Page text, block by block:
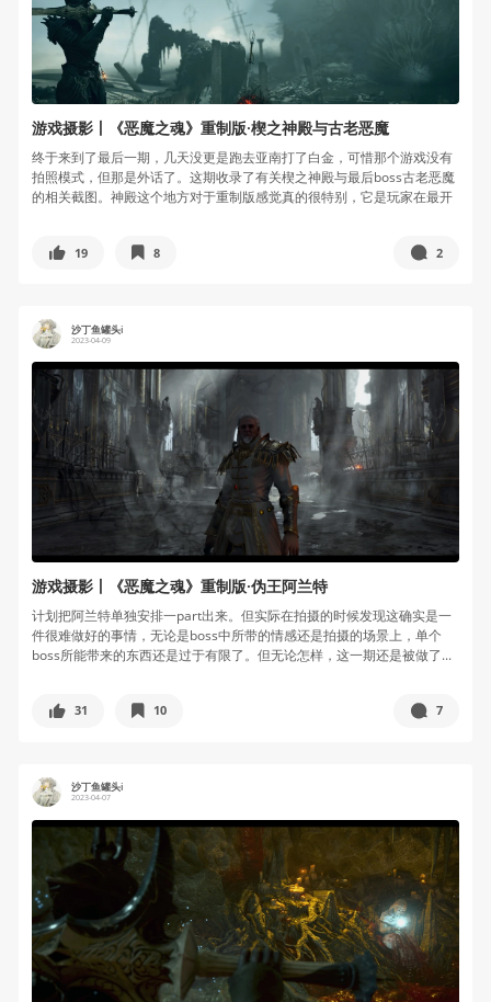
游戏摄影丨《恶魔之魂》重制版·楔之神殿与古老恶魔
终于来到了最后一期，几天没更是跑去亚南打了白金，可惜那个游戏没有
拍照模式，但那是外话了。这期收录了有关楔之神殿与最后boss古老恶魔
的相关截图。神殿这个地方对于重制版感觉真的很特别，它是玩家在最开
19 8 2
沙丁鱼罐头i
2023-04-09
游戏摄影丨《恶魔之魂》重制版·伪王阿兰特
计划把阿兰特单独安排一part出来。但实际在拍摄的时候发现这确实是一
件很难做好的事情，无论是boss中所带的情感还是拍摄的场景上，单个
boss所能带来的东西还是过于有限了。但无论怎样，这一期还是被做了...
31 10 7
沙丁鱼罐头i
2023-04-07